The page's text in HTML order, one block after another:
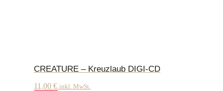
CREATURE – Kreuzlaub DIGI-CD
11,00 € inkl. MwSt.